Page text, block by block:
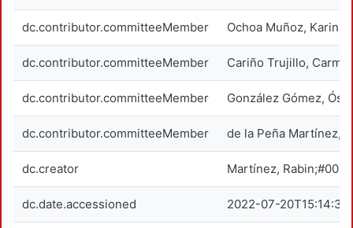
dc.contributor.committeeMember Ochoa Muñoz, Karina
dc.contributor.committeeMember Cariño Trujillo,
dc.contributor.committeeMember González Gómez,
dc.contributor.committeeMember de la Peña Martínez,
dc.creator Martínez,
dc.date.accessioned 2022-07-